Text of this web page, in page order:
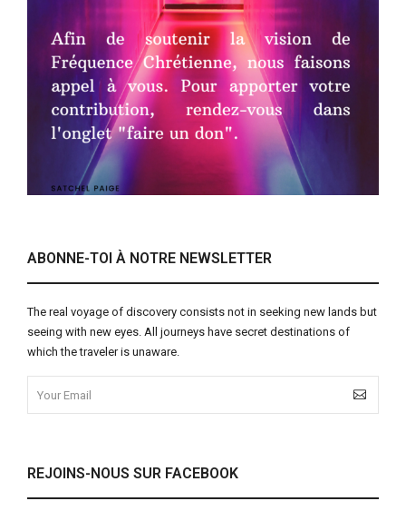
ABONNE-TOI À NOTRE NEWSLETTER
The real voyage of discovery consists not in seeking new lands but
seeing with new eyes. All journeys have secret destinations of
which the traveler is unaware.
REJOINS-NOUS SUR FACEBOOK